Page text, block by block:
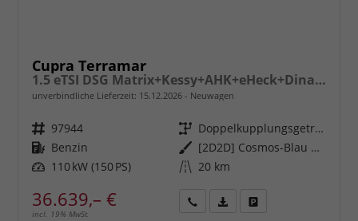
Cupra Terramar
1.5 eTSI DSG Matrix+Kessy+AHK+eHeck+Dinamica+CarPlay+eHeck+GV5
unverbindliche Lieferzeit: 15.12.2026 Neuwagen
Fahrzeugnr. 97944 Getriebe
Doppelkupplungsgetriebe (DSG)
Kraftstoff Benzin Außenfarbe
[2D2D] Cosmos-Blau Metallic
Leistung 110 kW (150 PS) Kilometerstand 20 km
36.639,– €
incl. 19% MwSt.